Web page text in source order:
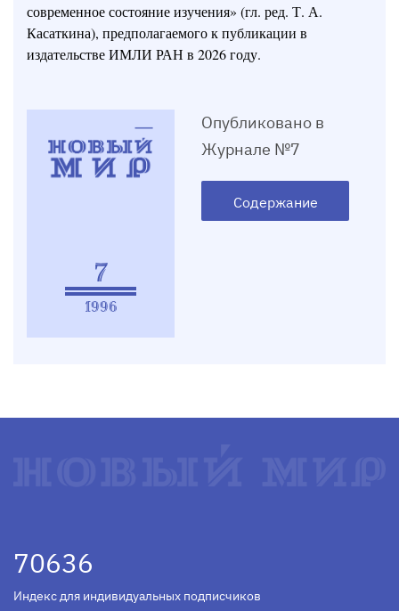
современное состояние изучения» (гл. ред. Т. А.
Касаткина), предполагаемого к публикации в
издательстве ИМЛИ РАН в 2026 году.
7
1996
Опубликовано в
Журнале №7
Содержание
70636
Индекс для индивидуальных подписчиков